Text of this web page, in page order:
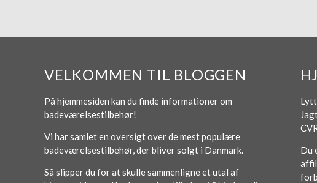
VELKOMMEN TIL BLOGGEN
På hjemmesiden kan du finde informationer om
badeværelsestilbehør!
Vi har samlet en oversigt over de mest populære
badeværelsestilbehør, der bliver solgt i Danmark.
Så slipper du for at skulle sammenligne et utal af
Du